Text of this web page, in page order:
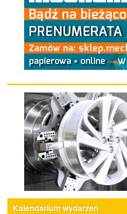
Kalendarium wydarzeń